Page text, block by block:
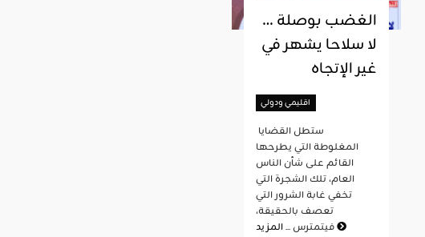
الغضب بوصلة …
لا سلاحا يشهر في
غير الإتجاه
اقليمي ودولي
المغلوطة التي يطرحها
القائم على شأن الناس
العام، تلك الشجرة التي
تخفي غابة الشرور التي
تعصف بالحقيقة،
فيتمترس ...المزيد